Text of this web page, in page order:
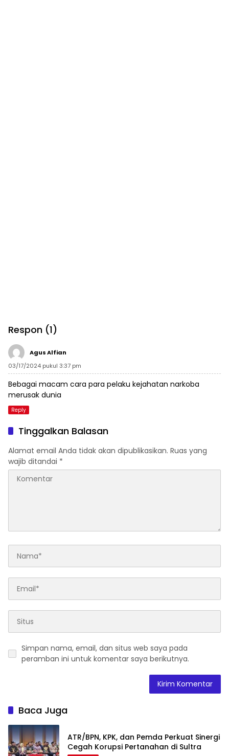
Respon (1)
Agus Alfian
03/17/2024 pukul 3:37 pm
Bebagai macam cara para pelaku kejahatan narkoba
merusak dunia
Reply
Tinggalkan Balasan
Alamat email Anda tidak akan dipublikasikan. Ruas yang
wajib ditandai *
Simpan nama, email, dan situs web saya pada
peramban ini untuk komentar saya berikutnya.
Baca Juga
ATR/BPN, KPK, dan Pemda Perkuat Sinergi
Cegah Korupsi Pertanahan di Sultra